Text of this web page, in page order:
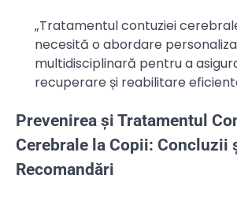
„Tratamentul contuziei
necesită o abordare
multidisciplinară pentru a
recuperare și reabilitare
Prevenirea și Tratamentul
Cerebrale la Copii: Concluzii
Recomandări